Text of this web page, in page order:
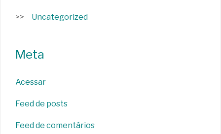
Uncategorized
Meta
Acessar
Feed de posts
Feed de comentários